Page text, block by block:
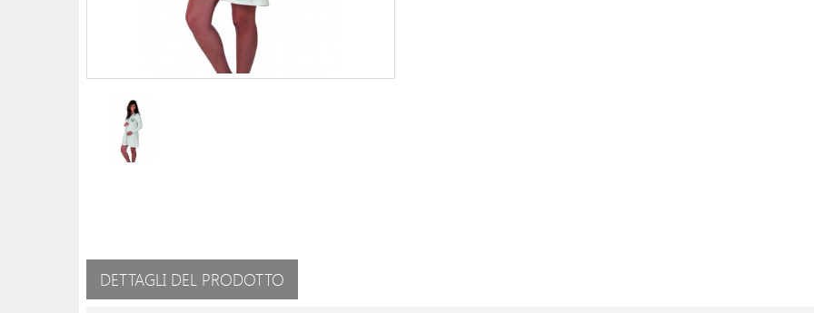
DETTAGLI DEL PRODOTTO